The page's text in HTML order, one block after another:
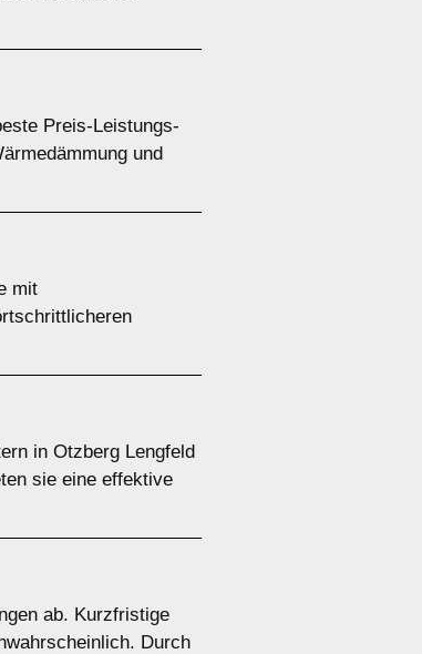
Preis-Leistungs-
und
mit
in Otzberg Lengfeld
sie eine effektive
ab. Kurzfristige
Durch